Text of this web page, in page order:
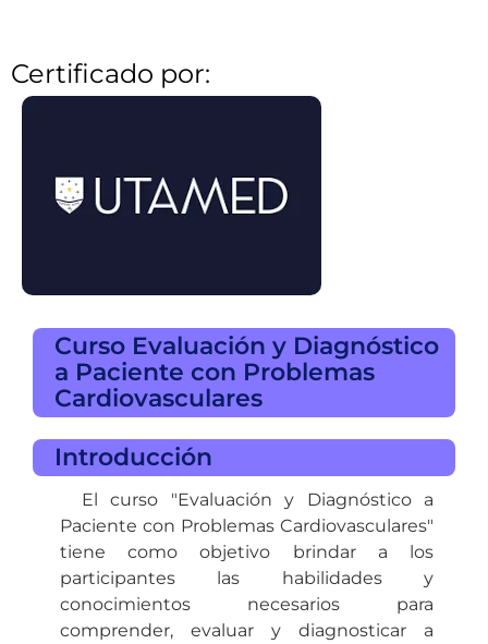
Certificado por:
Curso Evaluación y Diagnóstico
a Paciente con Problemas
Cardiovasculares
Introducción
El curso "Evaluación y Diagnóstico a
Paciente con Problemas Cardiovasculares"
tiene como objetivo brindar a los
participantes las habilidades y
conocimientos necesarios para
comprender, evaluar y diagnosticar a